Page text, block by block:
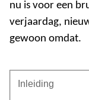
nu is voor een
verjaardag,
gewoon omdat.
Inleiding